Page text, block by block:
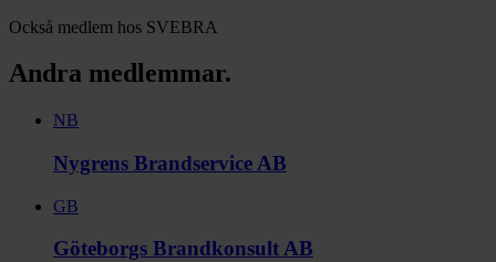
Också medlem hos SVEBRA
Andra medlemmar.
NB
Nygrens Brandservice AB
GB
Göteborgs Brandkonsult AB